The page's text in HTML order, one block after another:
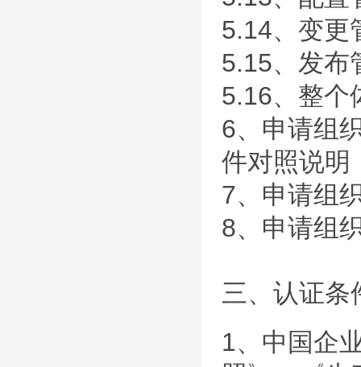
5.14、变更
5.15、发布
5.16、整个
6、申请组
件对照说明
7、申请组
8、申请组
三、认证条
1、中国企